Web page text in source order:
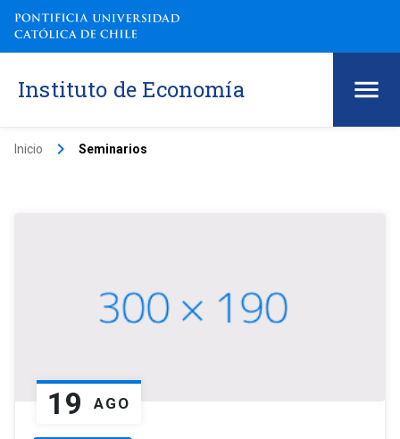
Instituto de Economía
Inicio keyboard_arrow_right Seminarios
19 AGO